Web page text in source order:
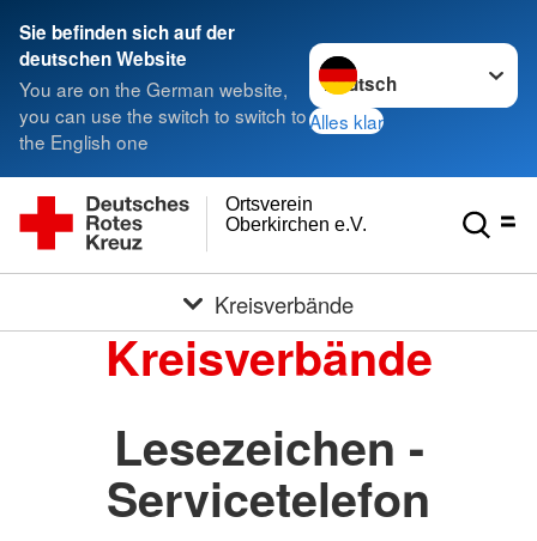
Sie befinden sich auf der
deutschen Website
You are on the German website,
you can use the switch to switch to
the English one
Sprache wechseln zu
Alles klar
Oberkirchen e.V.
Ortsverein
Kreisverbände
Kreisverbände
Lesezeichen -
Servicetelefon